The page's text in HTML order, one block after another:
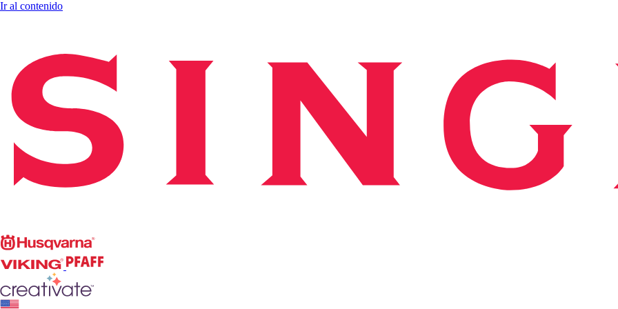
Ir al contenido
Husqvarna
Viking
PFAFF CREATIVATE